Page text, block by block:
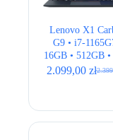
Lenovo X1
G9 • i7-
16GB • 512GB
Iris Xe • 14″
2.099,00zł